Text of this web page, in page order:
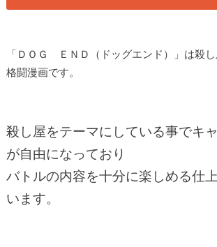
「ＤＯＧ ＥＮＤ（ドッグエンド）」は殺
格闘漫画です。
殺し屋をテーマにしている事でキ
が自由になっており
バトルの内容を十分に楽しめる仕
います。